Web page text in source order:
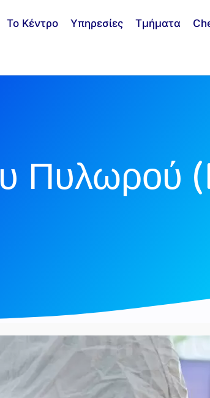
Το Κέντρο Υπηρεσίες Τμήματα